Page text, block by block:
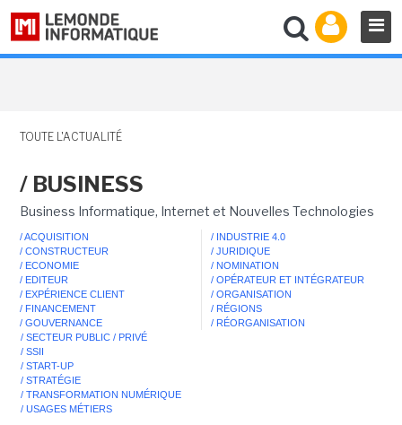
TOUTE L'ACTUALITÉ
/ BUSINESS
Business Informatique, Internet et Nouvelles Technologies
/ ACQUISITION
/ CONSTRUCTEUR
/ ECONOMIE
/ EDITEUR
/ EXPÉRIENCE CLIENT
/ FINANCEMENT
/ GOUVERNANCE
/ INDUSTRIE 4.0
/ JURIDIQUE
/ NOMINATION
/ OPÉRATEUR ET INTÉGRATEUR
/ ORGANISATION
/ RÉGIONS
/ RÉORGANISATION
/ SECTEUR PUBLIC / PRIVÉ
/ SSII
/ START-UP
/ STRATÉGIE
/ TRANSFORMATION NUMÉRIQUE
/ USAGES MÉTIERS